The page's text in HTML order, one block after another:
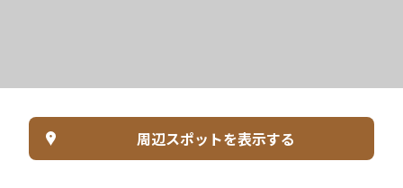
周辺スポットを表示する